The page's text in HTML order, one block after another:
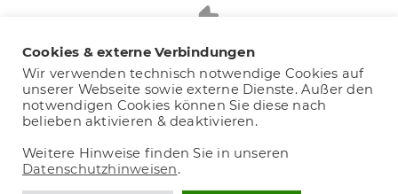
Designed by re-define.de
Cookies & externe Verbindungen
Wir verwenden technisch notwendige Cookies auf
unserer Webseite sowie externe Dienste. Außer den
notwendigen Cookies können Sie diese nach
belieben aktivieren & deaktivieren.
Weitere Hinweise finden Sie in unseren
Datenschutzhinweisen.